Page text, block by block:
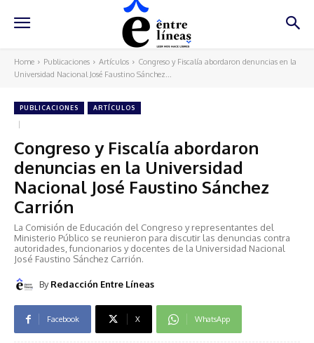
Home Publicaciones Artículos
Congreso y Fiscalía abordaron denuncias en la
Universidad Nacional José Faustino Sánchez...
PUBLICACIONES ARTÍCULOS
Congreso y Fiscalía abordaron
denuncias en la Universidad
Nacional José Faustino Sánchez
Carrión
La Comisión de Educación del Congreso y representantes del
Ministerio Público se reunieron para discutir las denuncias contra
autoridades, funcionarios y docentes de la Universidad Nacional
José Faustino Sánchez Carrión.
By Redacción Entre Líneas
Facebook X WhatsApp